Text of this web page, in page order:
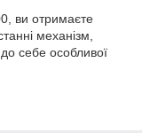
ви отримаєте
механізм,
себе особливої